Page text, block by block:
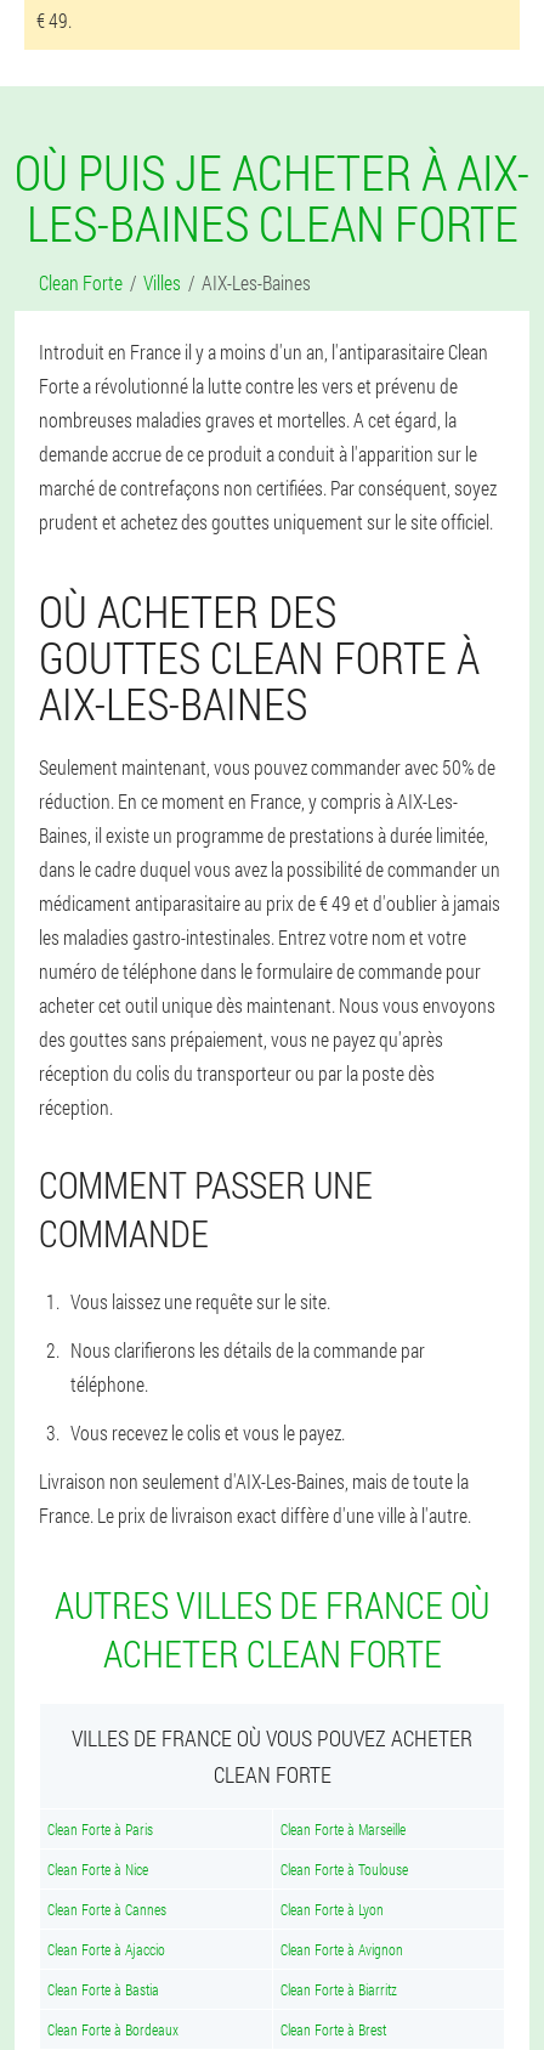
€ 49.
OÙ PUIS JE ACHETER À AIX-
LES-BAINES CLEAN FORTE
Clean Forte Villes AIX-Les-Baines
Introduit en France il y a moins d'un an, l'antiparasitaire Clean
Forte a révolutionné la lutte contre les vers et prévenu de
nombreuses maladies graves et mortelles. A cet égard, la
demande accrue de ce produit a conduit à l'apparition sur le
marché de contrefaçons non certifiées. Par conséquent, soyez
prudent et achetez des gouttes uniquement sur le site officiel.
OÙ ACHETER DES
GOUTTES CLEAN FORTE À
AIX-LES-BAINES
Seulement maintenant, vous pouvez commander avec 50% de
réduction. En ce moment en France, y compris à AIX-Les-
Baines, il existe un programme de prestations à durée limitée,
dans le cadre duquel vous avez la possibilité de commander un
médicament antiparasitaire au prix de € 49 et d'oublier à jamais
les maladies gastro-intestinales. Entrez votre nom et votre
numéro de téléphone dans le formulaire de commande pour
acheter cet outil unique dès maintenant. Nous vous envoyons
des gouttes sans prépaiement, vous ne payez qu'après
réception du colis du transporteur ou par la poste dès
réception.
COMMENT PASSER UNE
COMMANDE
Vous laissez une requête sur le site.
Nous clarifierons les détails de la commande par
téléphone.
Vous recevez le colis et vous le payez.
Livraison non seulement d'AIX-Les-Baines, mais de toute la
France. Le prix de livraison exact diffère d'une ville à l'autre.
AUTRES VILLES DE FRANCE OÙ
ACHETER CLEAN FORTE
VILLES DE FRANCE OÙ VOUS POUVEZ ACHETER
CLEAN FORTE
Clean Forte à Paris Clean Forte à Marseille
Clean Forte à Nice Clean Forte à Toulouse
Clean Forte à Cannes Clean Forte à Lyon
Clean Forte à Ajaccio Clean Forte à Avignon
Clean Forte à Bastia Clean Forte à Biarritz
Clean Forte à Bordeaux Clean Forte à Brest